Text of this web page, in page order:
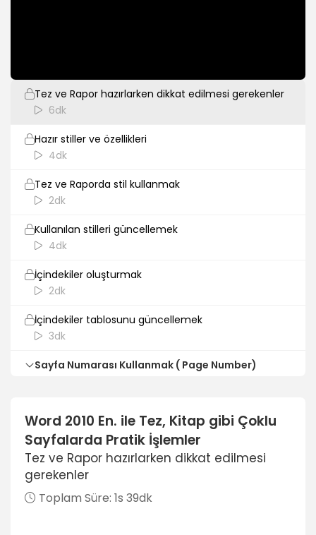
Tez ve Rapor hazırlarken dikkat edilmesi gerekenler
6dk
Hazır stiller ve özellikleri
4dk
Tez ve Raporda stil kullanmak
2dk
Kullanılan stilleri güncellemek
4dk
İçindekiler oluşturmak
2dk
İçindekiler tablosunu güncellemek
3dk
Sayfa Numarası Kullanmak ( Page Number)
Bölüm sonu eklemek
4dk
Bölüm öncesi ve sonrasını ayrı ayrı
numaralandırmak
Word 2010 En. ile Tez, Kitap gibi Çoklu
Sayfalarda Pratik İşlemler
Tez ve Rapor hazırlarken dikkat edilmesi
gerekenler
Toplam Süre: 1s 39dk